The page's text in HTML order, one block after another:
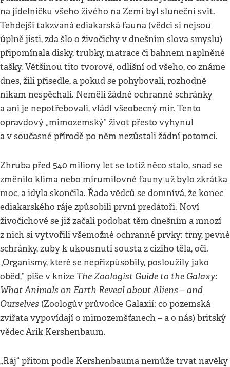
na jídelníčku všeho živého na Zemi byl sluneční svit.
Tehdejší takzvaná ediakarská fauna (vědci si nejsou
úplně jisti, zda šlo o živočichy v dnešním slova smyslu)
připomínala disky, trubky, matrace či bahnem naplněné
tašky. Většinou tito tvorové, odlišní od všeho, co známe
dnes, žili přisedle, a pokud se pohybovali, rozhodně
nikam nespěchali. Neměli žádné ochranné schránky
a ani je nepotřebovali, vládl všeobecný mír. Tento
opravdový „mimozemský“ život přesto vyhynul
a v současné přírodě po něm nezůstali žádní potomci.
Zhruba před 540 miliony let se totiž něco stalo, snad se
změnilo klima nebo mírumilovné fauny už bylo zkrátka
moc, a idyla skončila. Řada vědců se domnívá, že konec
ediakarského ráje způsobili první predátoři. Noví
živočichové se již začali podobat těm dnešním a mnozí
z nich si vytvořili všemožné ochranné prvky: trny, pevné
schránky, zuby k ukousnutí sousta z cizího těla, oči.
„Organismy, které se nepřizpůsobily, posloužily jako
oběd,“ píše v knize The Zoologist Guide to the Galaxy:
What Animals on Earth Reveal about Aliens – and
Ourselves (Zoologův průvodce Galaxií: co pozemská
zvířata vypovídají o mimozemšťanech – a o nás) britský
vědec Arik Kershenbaum.
„Ráj“ přitom podle Kershenbauma nemůže trvat navěky